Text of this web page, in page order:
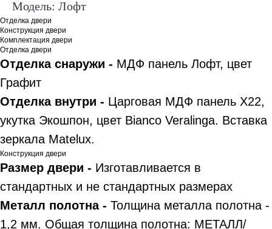
Модель: Лофт
Отделка двери
Конструкция двери
Комплектация двери
Отделка двери
Отделка снаружи - МДФ панель Лофт, цвет
Графит
Отделка внутри - Царговая МДФ панель X22,
укутка Экошпон, цвет Bianco Veralinga. Вставка
зеркала Matelux.
Конструкция двери
Размер двери - Изготавливается в
стандартных и не стандартных размерах
Металл полотна - Толщина металла полотна -
1,2 мм. Общая толщина полотна: МЕТАЛЛ/